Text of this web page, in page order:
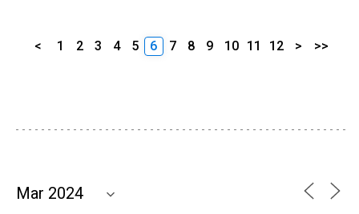
< 1 2 3 4 5 6 7 8 9 10 11 12 > >>